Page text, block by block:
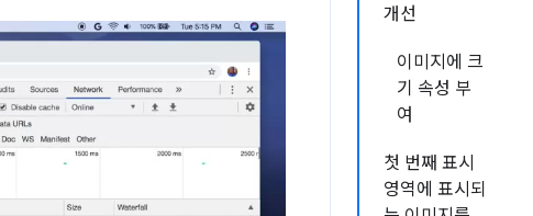
개선
이미지에 크
기 속성 부
여
첫 번째 표시
영역에 표시되